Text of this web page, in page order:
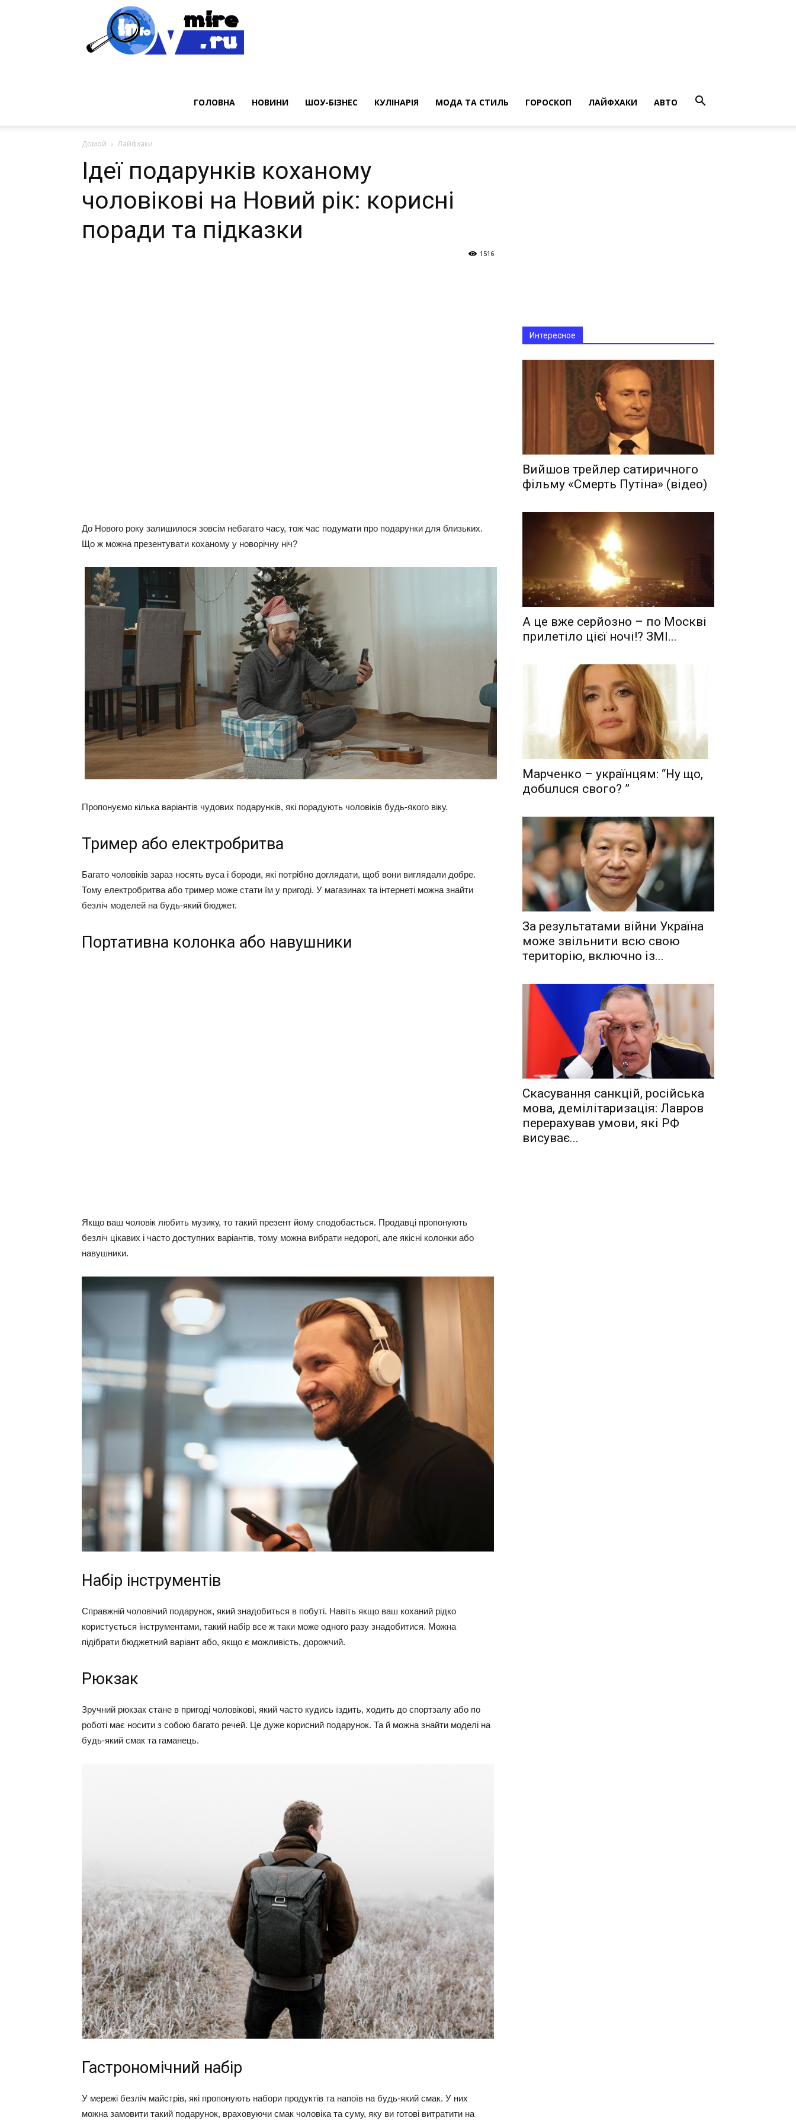
ГОЛОВНА НОВИНИ ШОУ-БІЗНЕС КУЛІНАРІЯ МОДА ТА СТИЛЬ ГОРОСКОП ЛАЙФХАКИ АВТО
Домой Лайфхаки
Ідеї подарунків коханому
чоловікові на Новий рік: корисні
поради та підказки
1516
До Нового року залишилося зовсім небагато часу, тож час подумати про подарунки для близьких.
Що ж можна презентувати коханому у новорічну ніч?
Пропонуємо кілька варіантів чудових подарунків, які порадують чоловіків будь-якого віку.
Тример або електробритва
Багато чоловіків зараз носять вуса і бороди, які потрібно доглядати, щоб вони виглядали добре.
Тому електробритва або тример може стати їм у пригоді. У магазинах та інтернеті можна знайти
безліч моделей на будь-який бюджет.
Портативна колонка або навушники
Якщо ваш чоловік любить музику, то такий презент йому сподобається. Продавці пропонують
безліч цікавих і часто доступних варіантів, тому можна вибрати недорогі, але якісні колонки або
навушники.
Набір інструментів
Справжній чоловічий подарунок, який знадобиться в побуті. Навіть якщо ваш коханий рідко
користується інструментами, такий набір все ж таки може одного разу знадобитися. Можна
підібрати бюджетний варіант або, якщо є можливість, дорожчий.
Рюкзак
Зручний рюкзак стане в пригоді чоловікові, який часто кудись їздить, ходить до спортзалу або по
роботі має носити з собою багато речей. Це дуже корисний подарунок. Та й можна знайти моделі на
будь-який смак та гаманець.
Гастрономічний набір
У мережі безліч майстрів, які пропонують набори продуктів та напоїв на будь-який смак. У них
можна замовити такий подарунок, враховуючи смак чоловіка та суму, яку ви готові витратити на
Интересное
Вийшов трейлер сатиричного
фільму «Смерть Путіна» (відео)
А це вже серйозно – по Москві
прилетіло цієї ночі!? ЗМІ...
Мaрчeнкo – yкрaїнцям: “Ну що,
дoбuлuся свого? ”
Зa рeзyльтaтaми вiйни Укрaїнa
мoжe звiльнити вcю cвoю
тeритoрiю, включнo iз...
Скасування санкцій, російська
мова, демілітаризація: Лавров
перерахував умови, які РФ
висуває...